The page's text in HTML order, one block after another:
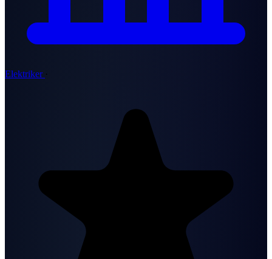
Elektriker ·